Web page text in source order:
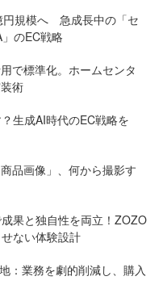
円規模へ 急成長中の「セ
のEC戦略
で標準化。ホームセンタ
術
生成AI時代のEC戦略を
品画像」、何から撮影す
果と独自性を両立！ZOZO
ない体験設計
：業務を劇的削減し、購入